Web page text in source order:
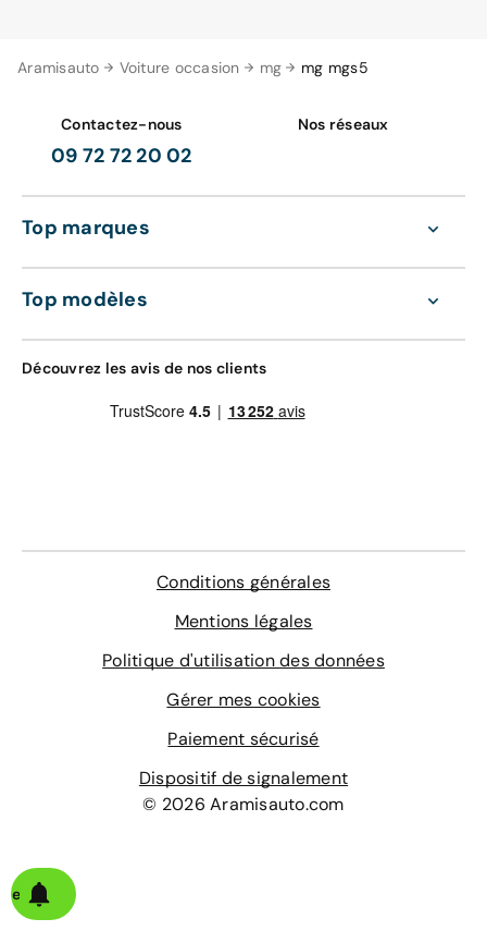
Aramisauto Voiture occasion mg mg mgs5
Contactez-nous
09 72 72 20 02
Nos réseaux
Top marques
Top modèles
Découvrez les avis de nos clients
Conditions générales
Mentions légales
Politique d'utilisation des données
Gérer mes cookies
Paiement sécurisé
Dispositif de signalement
© 2026 Aramisauto.com